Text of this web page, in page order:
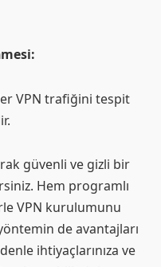
VPN trafiğini tespit
güvenli ve gizli bir
Hem programlı
VPN kurulumunu
de avantajları
ihtiyaçlarınıza ve